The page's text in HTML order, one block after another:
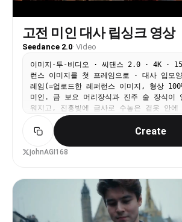
고전 미인 대사 립싱크 영상
Seedance 2.0· Video
이미지-투-비디오 · 씨댄스 2.0 · 4K ·
런스 이미지를 첫 프레임으로 · 대사 입모
레임(=업로드한 레퍼런스 이미지, 형상
미인. 금 보요 머리장식과 진주 술 장식이
워지고, 진홍빛에 금사로 수놓은 겉옷 안에
입었다. 한 손엔 산수화 접부채와 흰 매화/
이를 들고, 붉은 기둥의 긴 회랑에 서 있다
광, 은행잎이 흩날리고 젖은 청석 바닥엔
인물의 이목구비/머리/의상/장신구/부채 문
0-2초: 살짝 고개를 숙여 시선을 접부채에
은하고 절제된 미소. [작게·기식음] "이 회
이는구나." 2-4초: 미소를 천천히 거두고
오른쪽으로 시선을 옮기며 표정이 진지해진
Create
johnAGI168